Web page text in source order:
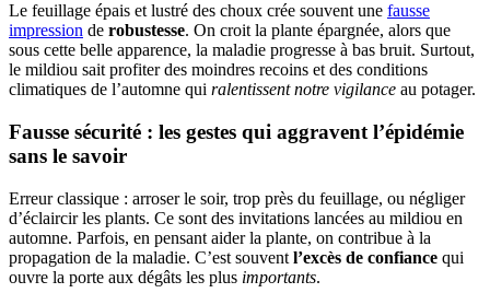
Le feuillage épais et lustré des choux crée souvent une fausse
impression de robustesse. On croit la plante épargnée, alors que
sous cette belle apparence, la maladie progresse à bas bruit. Surtout,
le mildiou sait profiter des moindres recoins et des conditions
climatiques de l’automne qui ralentissent notre vigilance au potager.
Fausse sécurité : les gestes qui aggravent l’épidémie
sans le savoir
Erreur classique : arroser le soir, trop près du feuillage, ou négliger
d’éclaircir les plants. Ce sont des invitations lancées au mildiou en
automne. Parfois, en pensant aider la plante, on contribue à la
propagation de la maladie. C’est souvent l’excès de confiance qui
ouvre la porte aux dégâts les plus importants.